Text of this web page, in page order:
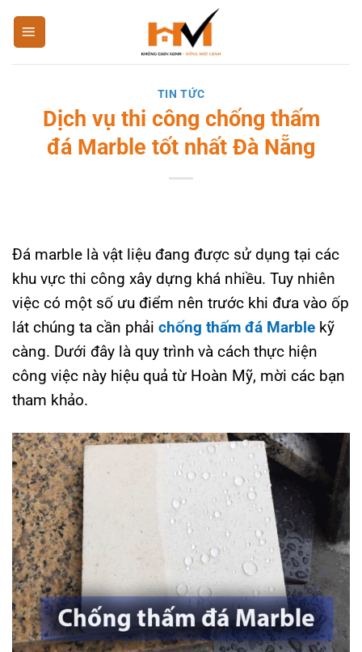
qua
nội
TIN TỨC
Dịch vụ thi công chống thấm
đá Marble tốt nhất Đà Nẵng
Đá marble là vật liệu đang được sử dụng tại các
khu vực thi công xây dựng khá nhiều. Tuy nhiên
việc có một số ưu điểm nên trước khi đưa vào ốp
lát chúng ta cần phải chống thấm đá Marble kỹ
càng. Dưới đây là quy trình và cách thực hiện
công việc này hiệu quả từ Hoàn Mỹ, mời các bạn
tham khảo.